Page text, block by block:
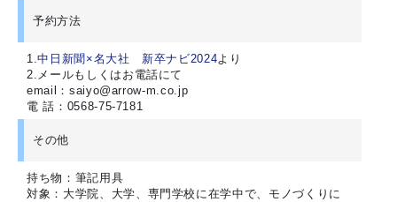
予約方法
1.中日新聞×名大社 新卒ナビ2024より
2.メールもしくはお電話にて
email：saiyo@arrow-m.co.jp
電 話：0568-75-7181
その他
持ち物：筆記用具
対象：大学院、大学、専門学校に在学中で、モノづくりに